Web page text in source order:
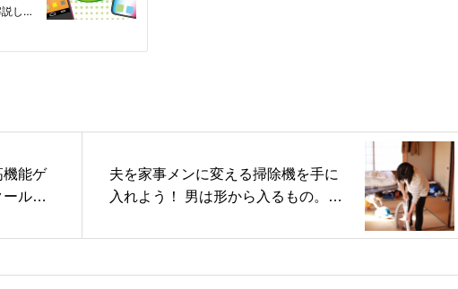
機能ゲ
ール
夫を家事メンに変える掃除機を手に
入れよう！ 男は形から入るもの。環
に（日経DUAL）